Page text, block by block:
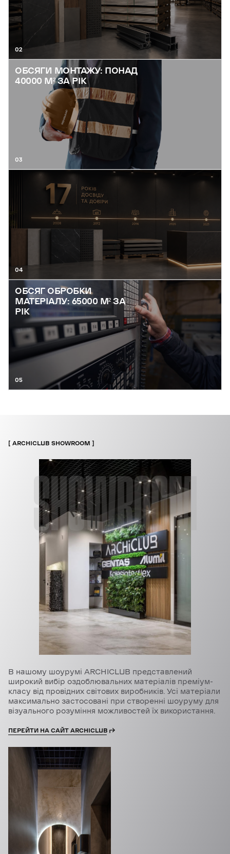
02
ОБСЯГИ МОНТАЖУ: ПОНАД
40000 М² ЗА РІК
03
04
ОБСЯГ ОБРОБКИ
МАТЕРІАЛУ: 65000 М² ЗА
РІК
05
SHOWROOM
ARCHICLUB SHOWROOM
В нашому шоурумі ARCHICLUB представлений
широкий вибір оздоблювальних матеріалів преміум-
класу від провідних світових виробників. Усі матеріали
максимально застосовані при створенні шоуруму для
візуального розуміння можливостей їх використання.
ПЕРЕЙТИ НА САЙТ ARCHICLUB